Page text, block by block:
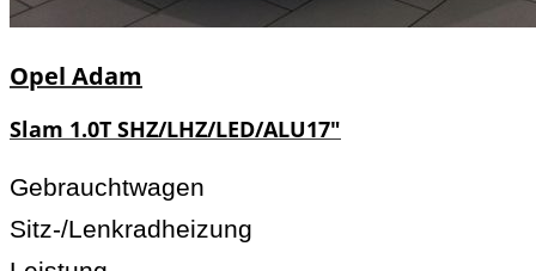
Opel Adam
Slam 1.0T SHZ/LHZ/LED/ALU17"
Gebrauchtwagen
Sitz-/Lenkradheizung